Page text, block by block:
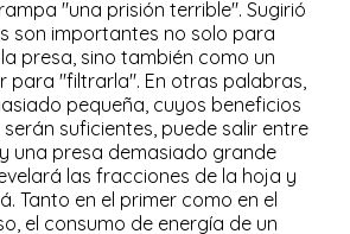
"una prisión terrible". Sugirió
son importantes no solo para
presa, sino también como un
para "filtrarla". En otras palabras,
pequeña, cuyos beneficios
suficientes, puede salir entre
una presa demasiado grande
las fracciones de la hoja y
Tanto en el primer como en el
el consumo de energía de un